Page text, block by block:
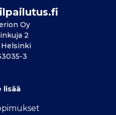
Oy
2
3
lisää
t